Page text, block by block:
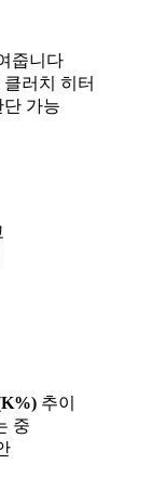
줍니다
러치 히터
가능
추이
중